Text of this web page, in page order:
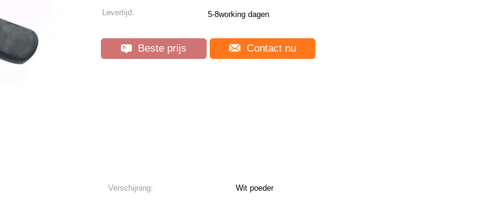
Levertijd: 5-8working dagen
Beste prijs Contact nu
Verschijning:
Wit poeder